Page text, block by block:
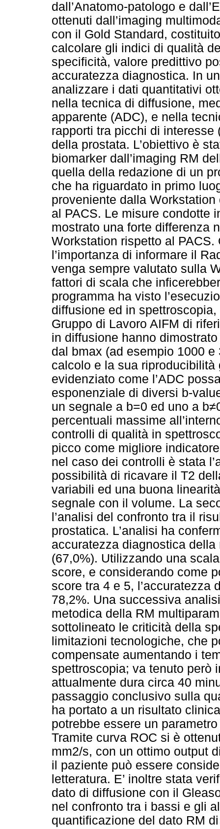
dall’Anatomo-patologo e
ottenuti dall’imaging
con il Gold Standard,
calcolare gli indici di qualità
specificità, valore predittivo
accuratezza diagnostica. In
analizzare i dati quantitativi
nella tecnica di diffusione,
apparente (ADC), e nella
rapporti tra picchi di
della prostata. L’obiettivo è
biomarker dall’imaging RM
quella della redazione di un
che ha riguardato in primo
proveniente dalla
al PACS. Le misure condotte
mostrato una forte differenza
Workstation rispetto al
l’importanza di informare il
venga sempre valutato sulla
fattori di scala che
programma ha visto
diffusione ed in
Gruppo di Lavoro AIFM di
in diffusione hanno
dal bmax (ad esempio 1000
calcolo e la sua
evidenziato come l’ADC
esponenziale di diversi b-
un segnale a b=0 ed uno a
percentuali massime
controlli di qualità in
picco come migliore
nel caso dei controlli è stata
possibilità di ricavare il T2
variabili ed una buona
segnale con il volume. La
l’analisi del confronto tra il
prostatica. L’analisi ha
accuratezza diagnostica
(67,0%). Utilizzando una
score, e considerando come
score tra 4 e 5, l’accuratezza
78,2%. Una successiva
metodica della RM
sottolineato le criticità della
limitazioni tecnologiche, che
compensate aumentando i
spettroscopia; va tenuto però
attualmente dura circa 40
passaggio conclusivo sulla
ha portato a un risultato
potrebbe essere un
Tramite curva ROC si è
mm2/s, con un ottimo output
il paziente può essere
letteratura. E’ inoltre stata
dato di diffusione con il
nel confronto tra i bassi e gli
quantificazione del dato RM